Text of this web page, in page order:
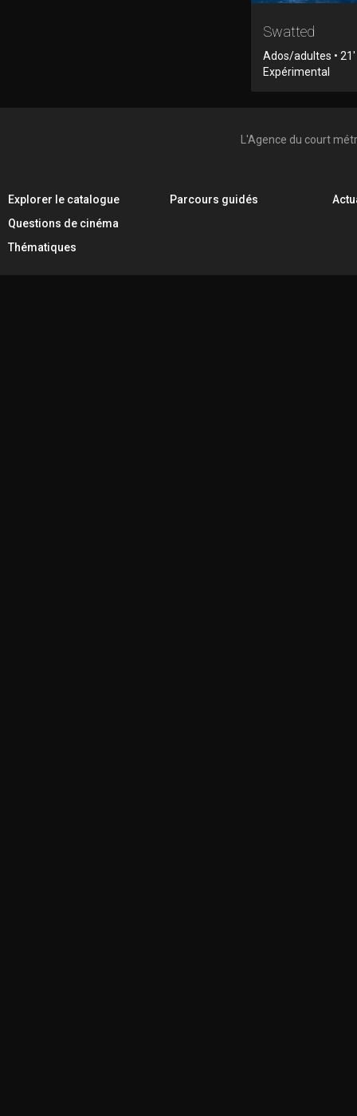
Swatted
Ados/adultes • 21'
Expérimental
L'Agence du court
Explorer le catalogue
Questions de cinéma
Thématiques
Parcours guidés